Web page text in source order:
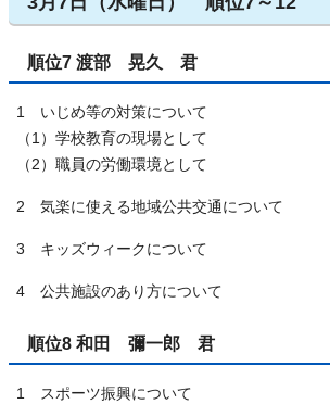
順位7 渡部 晃久 君
1 いじめ等の対策について
（1）学校教育の現場として
（2）職員の労働環境として
2 気楽に使える地域公共交通について
3 キッズウィークについて
4 公共施設のあり方について
順位8 和田 彌一郎 君
1 スポーツ振興について